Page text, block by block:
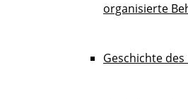
organisierte
Geschichte